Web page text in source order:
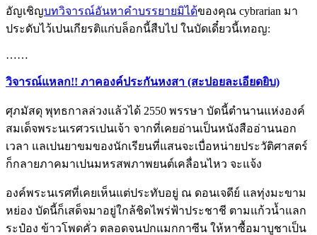
อัญเชิญบทวิจารณ์อันหาคำบรรยายมิได้ของคุณ cybrarian มา
ประดับไว้เปนเกียรติแก่บล็อกนี้สืบไป ในบัดเดี๋ยวนี้เทอญ:
……
วิจารณ์แหลก!! ภาคองค์ประกันหงสา (สะปอยละเอียดยิบ)
ศุภมัสดุ พุทธกาลล่วงแล้วได้ 2550 พรรษา บัดนี้ตำนานแห่งองค์
สมเด็จพระนเรศวรเปนเจ้า จากที่เคยอ่านเป็นหนังสืออ่านนอก
เวลา แลเปนยาขมของนักเรียนที่แสนจะเบื่อหน่ายประวัติศาสตร์
ก็กลายภาคมาเปนมหรสพภาพยนต์เคลื่อนไหว จะแจ้ง
องค์พระนเรศที่เคยเห็นแต่ประทับอยู่ ณ ดอนเจดีย์ แลทุ่งมะขาม
หย่อง บัดนี้ก็เสด็จมาอยู่ใกล้ชิดไพร่ฟ้าประชาชี ตามแก้วน้ำแลก
ระป๋อง ข้าวโพดคั่ว ตลอดจนปกแมกกาซีน ให้หาซื้อมาบูชาเป็น